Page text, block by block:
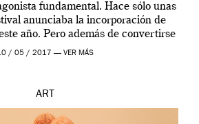
fundamental. Hace sólo unas
anunciaba la incorporación de
año. Pero además de convertirse
actuaciones más relevantes […]
/ 05 / 2017 — VER MÁS
ART